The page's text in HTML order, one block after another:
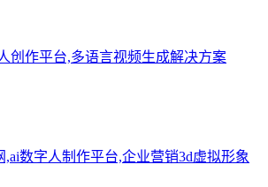
创作平台,多语言视频生成解决方案
数字人制作平台,企业营销3d虚拟形象